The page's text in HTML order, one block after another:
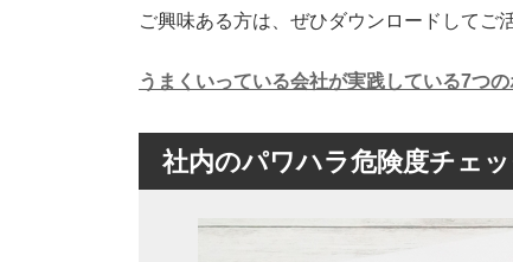
ご興味ある方は、ぜひダウンロードしてご
うまくいっている会社が実践している7つ
社内のパワハラ危険度チェ